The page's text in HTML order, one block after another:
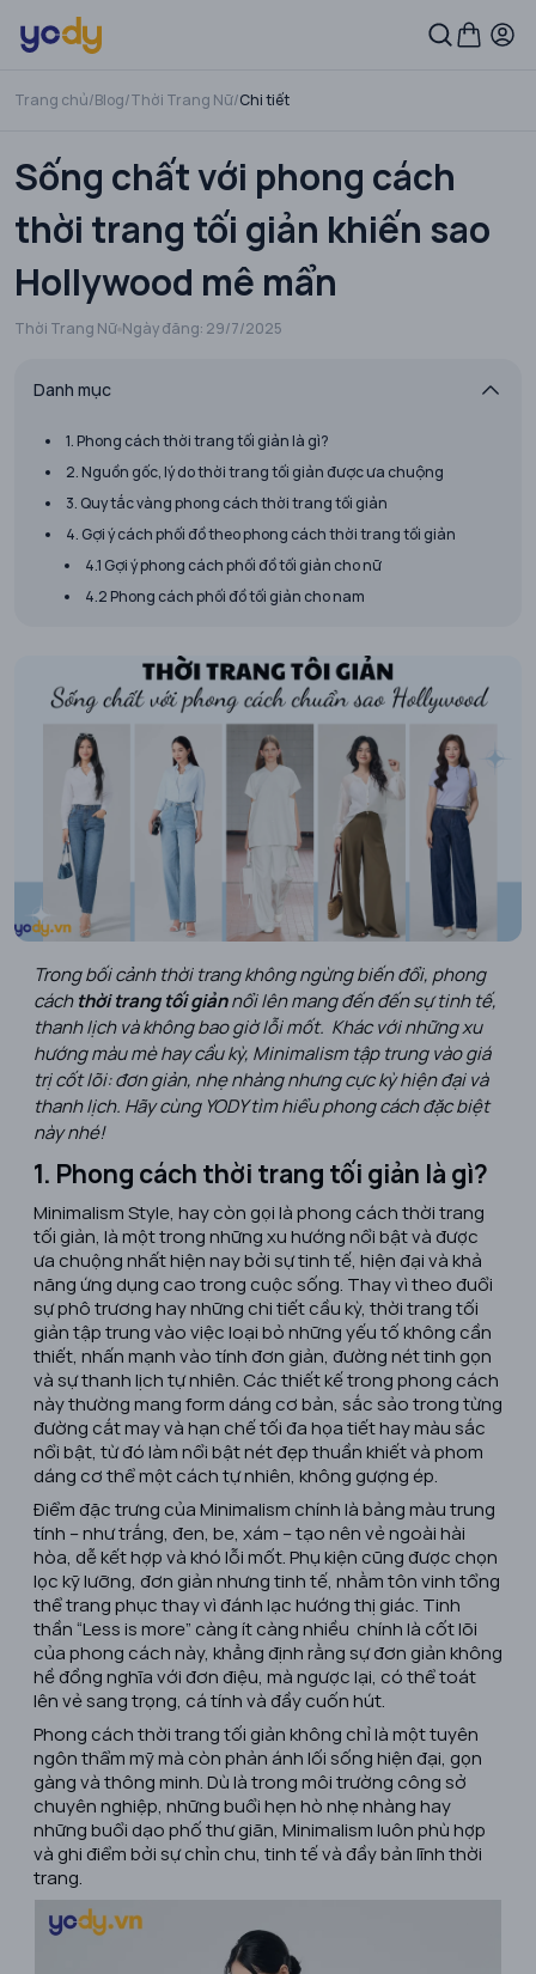
Trang chủ/Blog/Thời Trang Nữ/Chi tiết
Sống chất với phong cách
thời trang tối giản khiến sao
Hollywood mê mẩn
Thời Trang Nữ Ngày đăng: 29/7/2025
Danh mục
1. Phong cách thời trang tối giản là gì?
2. Nguồn gốc, lý do thời trang tối giản được ưa chuộng
3. Quy tắc vàng phong cách thời trang tối giản
4. Gợi ý cách phối đồ theo phong cách thời trang tối giản
4.1 Gợi ý phong cách phối đồ tối giản cho nữ
4.2 Phong cách phối đồ tối giản cho nam
Trong bối cảnh thời trang không ngừng biến đổi, phong
cách thời trang tối giảnnổi lên mang đến đến sự tinh tế,
thanh lịch và không bao giờ lỗi mốt. Khác với những xu
hướng màu mè hay cầu kỳ, Minimalism tập trung vào giá
trị cốt lõi: đơn giản, nhẹ nhàng nhưng cực kỳ hiện đại và
thanh lịch. Hãy cùng YODY tìm hiểu phong cách đặc biệt
này nhé!
1. Phong cách thời trang tối giản là gì?
Minimalism Style, hay còn gọi là phong cách thời trang
tối giản, là một trong những xu hướng nổi bật và được
ưa chuộng nhất hiện nay bởi sự tinh tế, hiện đại và khả
năng ứng dụng cao trong cuộc sống. Thay vì theo đuổi
sự phô trương hay những chi tiết cầu kỳ, thời trang tối
giản tập trung vào việc loại bỏ những yếu tố không cần
thiết, nhấn mạnh vào tính đơn giản, đường nét tinh gọn
và sự thanh lịch tự nhiên. Các thiết kế trong phong cách
này thường mang form dáng cơ bản, sắc sảo trong từng
đường cắt may và hạn chế tối đa họa tiết hay màu sắc
nổi bật, từ đó làm nổi bật nét đẹp thuần khiết và phom
dáng cơ thể một cách tự nhiên, không gượng ép.
Điểm đặc trưng của Minimalism chính là bảng màu trung
tính – như trắng, đen, be, xám – tạo nên vẻ ngoài hài
hòa, dễ kết hợp và khó lỗi mốt. Phụ kiện cũng được chọn
lọc kỹ lưỡng, đơn giản nhưng tinh tế, nhằm tôn vinh tổng
thể trang phục thay vì đánh lạc hướng thị giác. Tinh
thần “Less is more” càng ít càng nhiều chính là cốt lõi
của phong cách này, khẳng định rằng sự đơn giản không
hề đồng nghĩa với đơn điệu, mà ngược lại, có thể toát
lên vẻ sang trọng, cá tính và đầy cuốn hút.
Phong cách thời trang tối giản không chỉ là một tuyên
ngôn thẩm mỹ mà còn phản ánh lối sống hiện đại, gọn
gàng và thông minh. Dù là trong môi trường công sở
chuyên nghiệp, những buổi hẹn hò nhẹ nhàng hay
những buổi dạo phố thư giãn, Minimalism luôn phù hợp
và ghi điểm bởi sự chỉn chu, tinh tế và đầy bản lĩnh thời
trang.